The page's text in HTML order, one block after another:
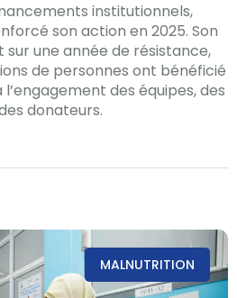
institutionnels,
son action en 2025. Son
une année de résistance,
de personnes ont bénéficié
des équipes, des
donateurs.
MALNUTRITION